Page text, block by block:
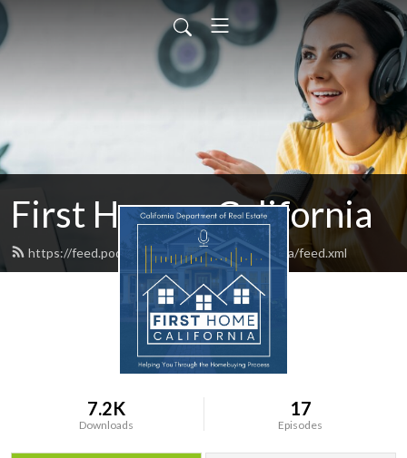
First Home - California
https://feed.podbean.com/FirstHomeCalifornia/feed.xml
7.2K
Downloads
17
Episodes